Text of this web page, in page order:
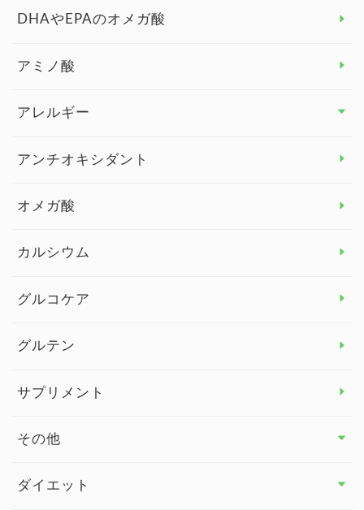
DHAやEPAのオメガ酸
アミノ酸
アレルギー
アレルギー トップ
アンチオキシダント
オメガ酸
カルシウム
グルコケア
グルテン
サプリメント
その他
その他 トップ
ダイエット